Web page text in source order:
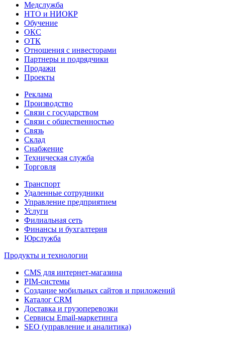
Медслужба
НТО и НИОКР
Обучение
ОКС
ОТК
Отношения с инвесторами
Партнеры и подрядчики
Продажи
Проекты
Реклама
Производство
Связи с государством
Связи с общественностью
Связь
Склад
Снабжение
Техническая служба
Торговля
Транспорт
Удаленные сотрудники
Управление предприятием
Услуги
Филиальная сеть
Финансы и бухгалтерия
Юрслужба
Продукты и технологии
CMS для интернет-магазина
PIM-системы
Создание мобильных сайтов и приложений
Каталог CRM
Доставка и грузоперевозки
Сервисы Email-маркетинга
SEO (управление и аналитика)